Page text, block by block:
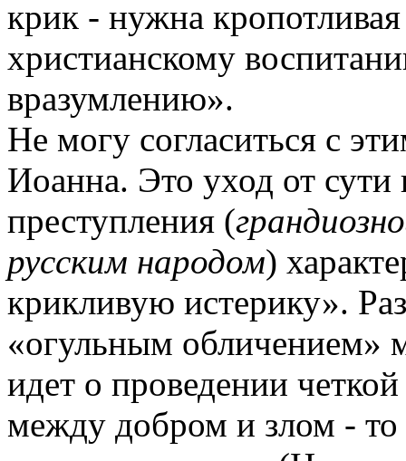
крик - нужна
христианскому
вразумлению».
Не могу согласиться с
Иоанна. Это уход от сути
преступления (
русским народом)
крикливую истерику».
«огульным обличением»
идет о проведении
между добром и злом - то